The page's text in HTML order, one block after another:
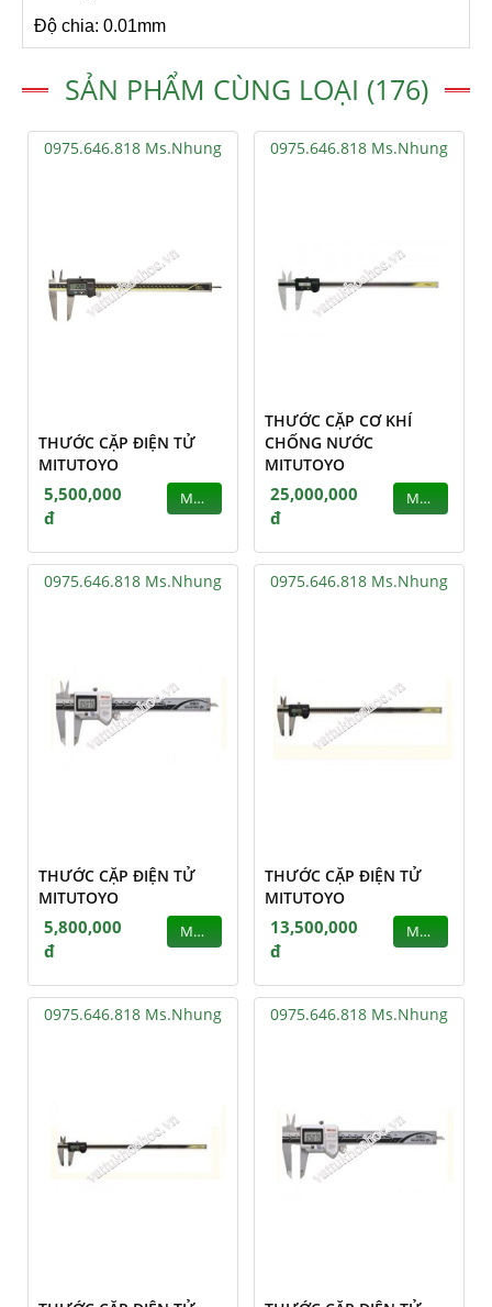
Độ chia: 0.01mm
SẢN PHẨM CÙNG LOẠI (176)
0975.646.818 Ms.Nhung
THƯỚC CẶP ĐIỆN TỬ
MITUTOYO
5,500,000
đ
MUA
0975.646.818 Ms.Nhung
THƯỚC CẶP CƠ KHÍ
CHỐNG NƯỚC
MITUTOYO
25,000,000
đ
MUA
0975.646.818 Ms.Nhung
THƯỚC CẶP ĐIỆN TỬ
MITUTOYO
5,800,000
đ
MUA
0975.646.818 Ms.Nhung
THƯỚC CẶP ĐIỆN TỬ
MITUTOYO
13,500,000
đ
MUA
0975.646.818 Ms.Nhung 0975.646.818 Ms.Nhung